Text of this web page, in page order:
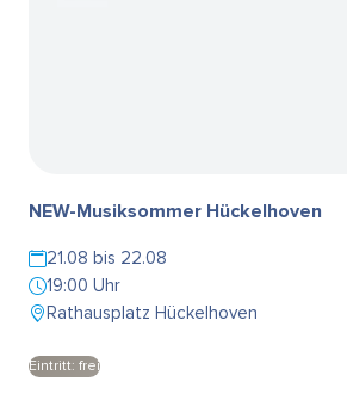
NEW-Musiksommer Hückelhoven
21.08 bis 22.08
19:00 Uhr
Rathausplatz Hückelhoven
Eintritt: frei